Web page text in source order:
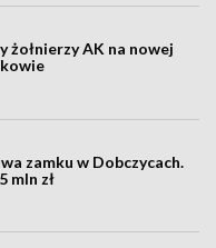
żołnierzy AK na nowej
zamku w Dobczycach.
mln zł